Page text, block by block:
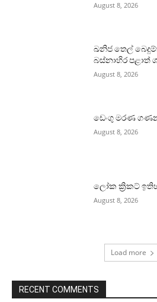
August 8, 2026
ඛනිජ තෙල්
බස්නාහිර පළාත්
August 8, 2026
ඩෙංගු මරණ
August 8, 2026
ලෝක ක්‍රිකට්
August 8, 2026
Load more
RECENT COMMENTS